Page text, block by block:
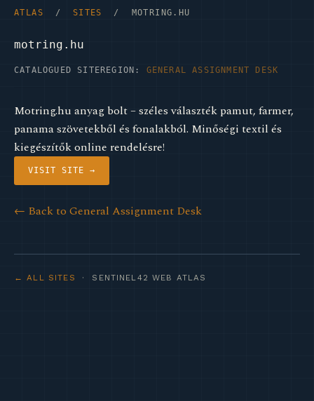
ATLAS / SITES / MOTRING.HU
motring.hu
CATALOGUED SITE REGION: GENERAL ASSIGNMENT DESK
Motring.hu anyag bolt – széles választék pamut, farmer,
panama szövetekből és fonalakból. Minőségi textil és
kiegészítők online rendelésre!
VISIT SITE →
← Back to General Assignment Desk
← ALL SITES · SENTINEL42 WEB ATLAS